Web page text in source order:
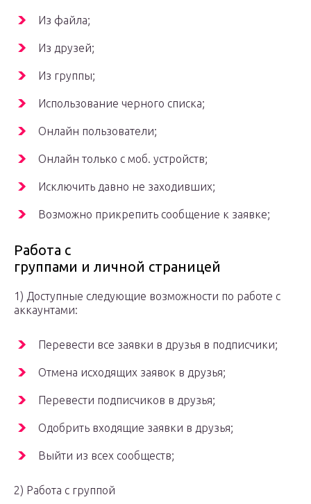
Из файла;
Из друзей;
Из группы;
Использование черного списка;
Онлайн пользователи;
Онлайн только с моб. устройств;
Исключить давно не заходивших;
Возможно прикрепить сообщение к заявке;
Работа с
группами и личной страницей
1) Доступные следующие возможности по работе с
аккаунтами:
Перевести все заявки в друзья в подписчики;
Отмена исходящих заявок в друзья;
Перевести подписчиков в друзья;
Одобрить входящие заявки в друзья;
Выйти из всех сообществ;
2) Работа с группой